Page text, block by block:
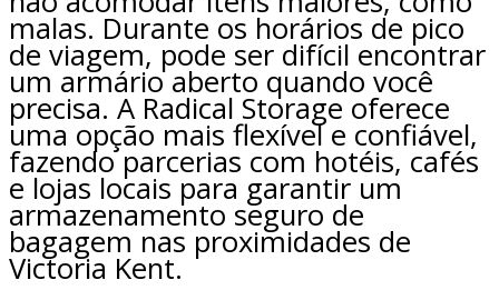
malas. Durante os horários de pico
de viagem, pode ser difícil encontrar
um armário aberto quando você
precisa. A Radical Storage oferece
uma opção mais flexível e confiável,
fazendo parcerias com hotéis, cafés
e lojas locais para garantir um
armazenamento seguro de
bagagem nas proximidades de
Victoria Kent.